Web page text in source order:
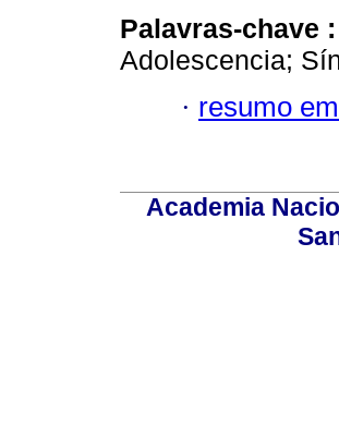
Palavras-chave :
Adolescencia;
· resumo
Academia